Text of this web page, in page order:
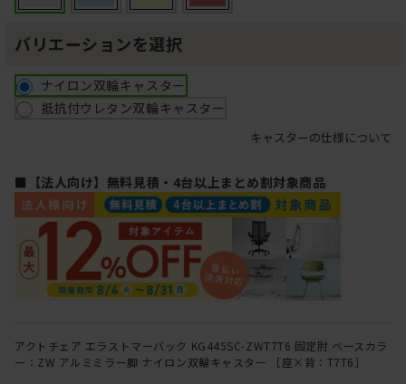
バリエーションを選択
ナイロン双輪キャスター
抵抗付ウレタン双輪キャスター
キャスターの仕様について
■【法人向け】無料見積・4台以上まとめ割対象商品
アクトチェア エラストマーバック KG445SC-ZWT7T6 固定肘 ベースカラ
ー：ZW アルミミラー脚 ナイロン双輪キャスター ［座×背：T7T6］